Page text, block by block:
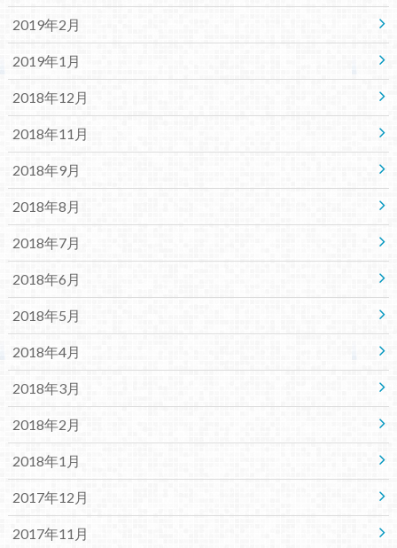
2019年2月
2019年1月
2018年12月
2018年11月
2018年9月
2018年8月
2018年7月
2018年6月
2018年5月
2018年4月
2018年3月
2018年2月
2018年1月
2017年12月
2017年11月